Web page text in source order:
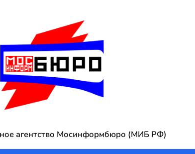
агентство Мосинформбюро (МИБ РФ)